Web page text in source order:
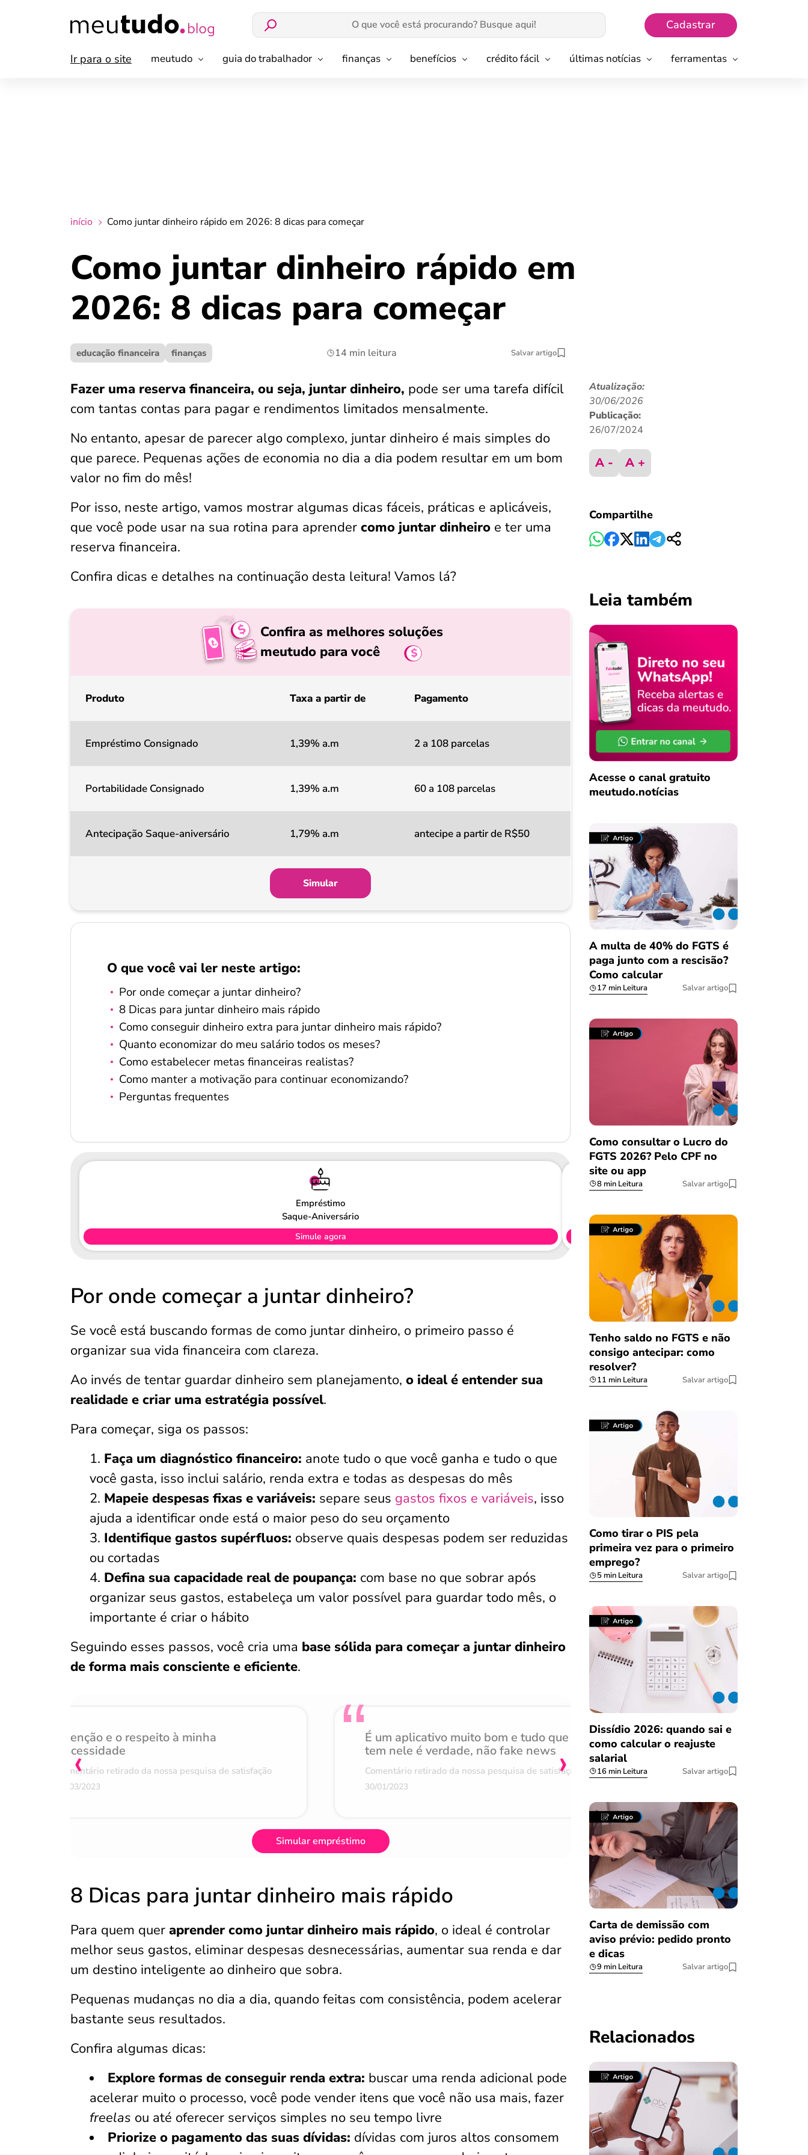
Cadastrar
Ir para o site meutudo guia do trabalhador finanças benefícios crédito fácil últimas notícias ferramentas
início Como juntar dinheiro rápido em 2026: 8 dicas para começar
Como juntar dinheiro rápido em
2026: 8 dicas para começar
educação financeira finanças 14 min leitura Salvar artigo
Fazer uma reserva financeira, ou seja, juntar dinheiro, pode ser uma tarefa difícil
com tantas contas para pagar e rendimentos limitados mensalmente.
No entanto, apesar de parecer algo complexo, juntar dinheiro é mais simples do
que parece. Pequenas ações de economia no dia a dia podem resultar em um bom
valor no fim do mês!
Por isso, neste artigo, vamos mostrar algumas dicas fáceis, práticas e aplicáveis,
que você pode usar na sua rotina para aprender como juntar dinheiro e ter uma
reserva financeira.
Confira dicas e detalhes na continuação desta leitura! Vamos lá?
Confira as melhores soluções
meutudo para você
Produto Taxa a partir de Pagamento
Empréstimo Consignado 1,39% a.m 2 a 108 parcelas
Portabilidade Consignado 1,39% a.m 60 a 108 parcelas
Antecipação Saque-aniversário 1,79% a.m antecipe a partir de R$50
Simular
O que você vai ler neste artigo:
Por onde começar a juntar dinheiro?
8 Dicas para juntar dinheiro mais rápido
Como conseguir dinheiro extra para juntar dinheiro mais rápido?
Quanto economizar do meu salário todos os meses?
Como estabelecer metas financeiras realistas?
Como manter a motivação para continuar economizando?
Perguntas frequentes
Empréstimo
Saque-Aniversário
Simule agora
Por onde começar a juntar dinheiro?
Se você está buscando formas de como juntar dinheiro, o primeiro passo é
organizar sua vida financeira com clareza.
Ao invés de tentar guardar dinheiro sem planejamento, o ideal é entender sua
realidade e criar uma estratégia possível.
Para começar, siga os passos:
Faça um diagnóstico financeiro: anote tudo o que você ganha e tudo o que
você gasta, isso inclui salário, renda extra e todas as despesas do mês
Mapeie despesas fixas e variáveis: separe seus gastos fixos e variáveis, isso
ajuda a identificar onde está o maior peso do seu orçamento
Identifique gastos supérfluos: observe quais despesas podem ser reduzidas
ou cortadas
Defina sua capacidade real de poupança: com base no que sobrar após
organizar seus gastos, estabeleça um valor possível para guardar todo mês, o
importante é criar o hábito
Seguindo esses passos, você cria uma base sólida para começar a juntar dinheiro
de forma mais consciente e eficiente.
Atenção e o respeito à minha
necessidade
Comentário retirado da nossa pesquisa de satisfação
07/03/2023
É um aplicativo muito bom e tudo que
tem nele é verdade, não fake news
Comentário retirado da nossa pesquisa de satisfação
30/01/2023
Achei muito rápido,
burocracia
Comentário retirado da nossa
‹ ›
Simular empréstimo
8 Dicas para juntar dinheiro mais rápido
Para quem quer aprender como juntar dinheiro mais rápido, o ideal é controlar
melhor seus gastos, eliminar despesas desnecessárias, aumentar sua renda e dar
um destino inteligente ao dinheiro que sobra.
Pequenas mudanças no dia a dia, quando feitas com consistência, podem acelerar
bastante seus resultados.
Confira algumas dicas:
Explore formas de conseguir renda extra: buscar uma renda adicional pode
acelerar muito o processo, você pode vender itens que você não usa mais, fazer
freelas ou até oferecer serviços simples no seu tempo livre
Priorize o pagamento das suas dívidas: dívidas com juros altos consomem
Atualização:
30/06/2026
Publicação:
26/07/2024
A - A +
Compartilhe
Leia também
Acesse o canal gratuito
meutudo.notícias
A multa de 40% do FGTS é
paga junto com a rescisão?
Como calcular
17 min Leitura Salvar artigo
Como consultar o Lucro do
FGTS 2026? Pelo CPF no
site ou app
8 min Leitura Salvar artigo
Tenho saldo no FGTS e não
consigo antecipar: como
resolver?
11 min Leitura Salvar artigo
Como tirar o PIS pela
primeira vez para o primeiro
emprego?
5 min Leitura Salvar artigo
Dissídio 2026: quando sai e
como calcular o reajuste
salarial
16 min Leitura Salvar artigo
Carta de demissão com
aviso prévio: pedido pronto
e dicas
9 min Leitura Salvar artigo
Relacionados